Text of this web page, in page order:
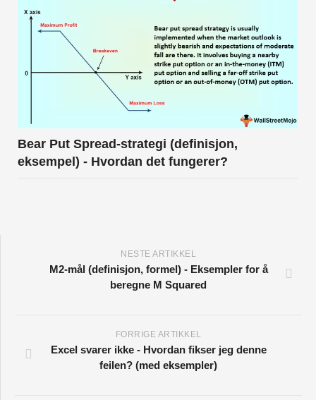
Bear Put Spread-strategi (definisjon,
eksempel) - Hvordan det fungerer?
NESTE ARTIKKEL
M2-mål (definisjon, formel) - Eksempler for å
beregne M Squared
FORRIGE ARTIKKEL
Excel svarer ikke - Hvordan fikser jeg denne
feilen? (med eksempler)